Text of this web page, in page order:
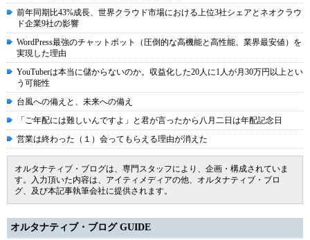
前年同期比43%成長、世界クラウド市場における上位3社シェアとネオクラウ
ド企業9社の影響
WordPress最強のチャットボット（圧倒的な高機能と高性能、業界最安値）を
実現した理由
YouTuberは本当に儲からないのか。収益化した20人に1人が月30万円以上とい
う可能性
台風への備えと、未来への備え
「ご年配には難しいんですよ」と君が言ったから八月二日は年配記念日
営業は終わった（１）会ってもらえる理由が消えた
オルタナティブ・ブログは、専門スタッフにより、企画・構成されていま
す。入力頂いた内容は、アイティメディアの他、オルタナティブ・ブロ
グ、及び本記事執筆会社に提供されます。
オルタナティブ・ブログ GUIDE